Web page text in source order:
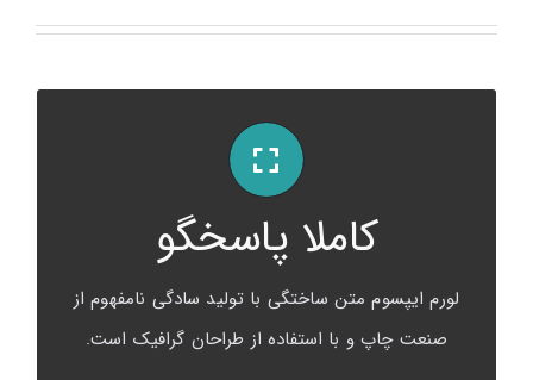
کاملا پاسخگو
لورم ایپسوم متن ساختگی با تولید سادگی نامفهوم از
صنعت چاپ و با استفاده از طراحان گرافیک است.
مناسب برای تمام سایزها
لورم ایپسوم متن ساختگی با تولید سادگی نامفهوم از